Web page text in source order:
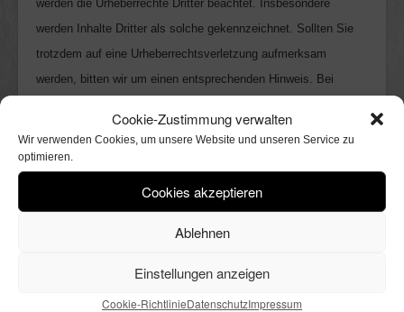
Cookie-Zustimmung verwalten
Wir verwenden Cookies, um unsere Website und unseren Service zu
optimieren.
Cookies akzeptieren
Ablehnen
Einstellungen anzeigen
Cookie-RichtlinieDatenschutzImpressum
werden die Urheberrechte Dritter beachtet. Insbesondere
werden Inhalte Dritter als solche gekennzeichnet. Sollten Sie
trotzdem auf eine Urheberrechtsverletzung aufmerksam
werden, bitten wir um einen entsprechenden Hinweis. Bei
Inhalte unverzüglich entfernen.